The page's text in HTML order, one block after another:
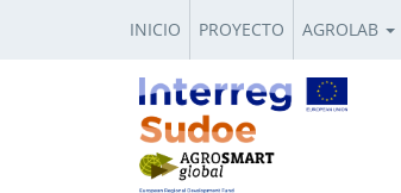
INICIO PROYECTO AGROLAB